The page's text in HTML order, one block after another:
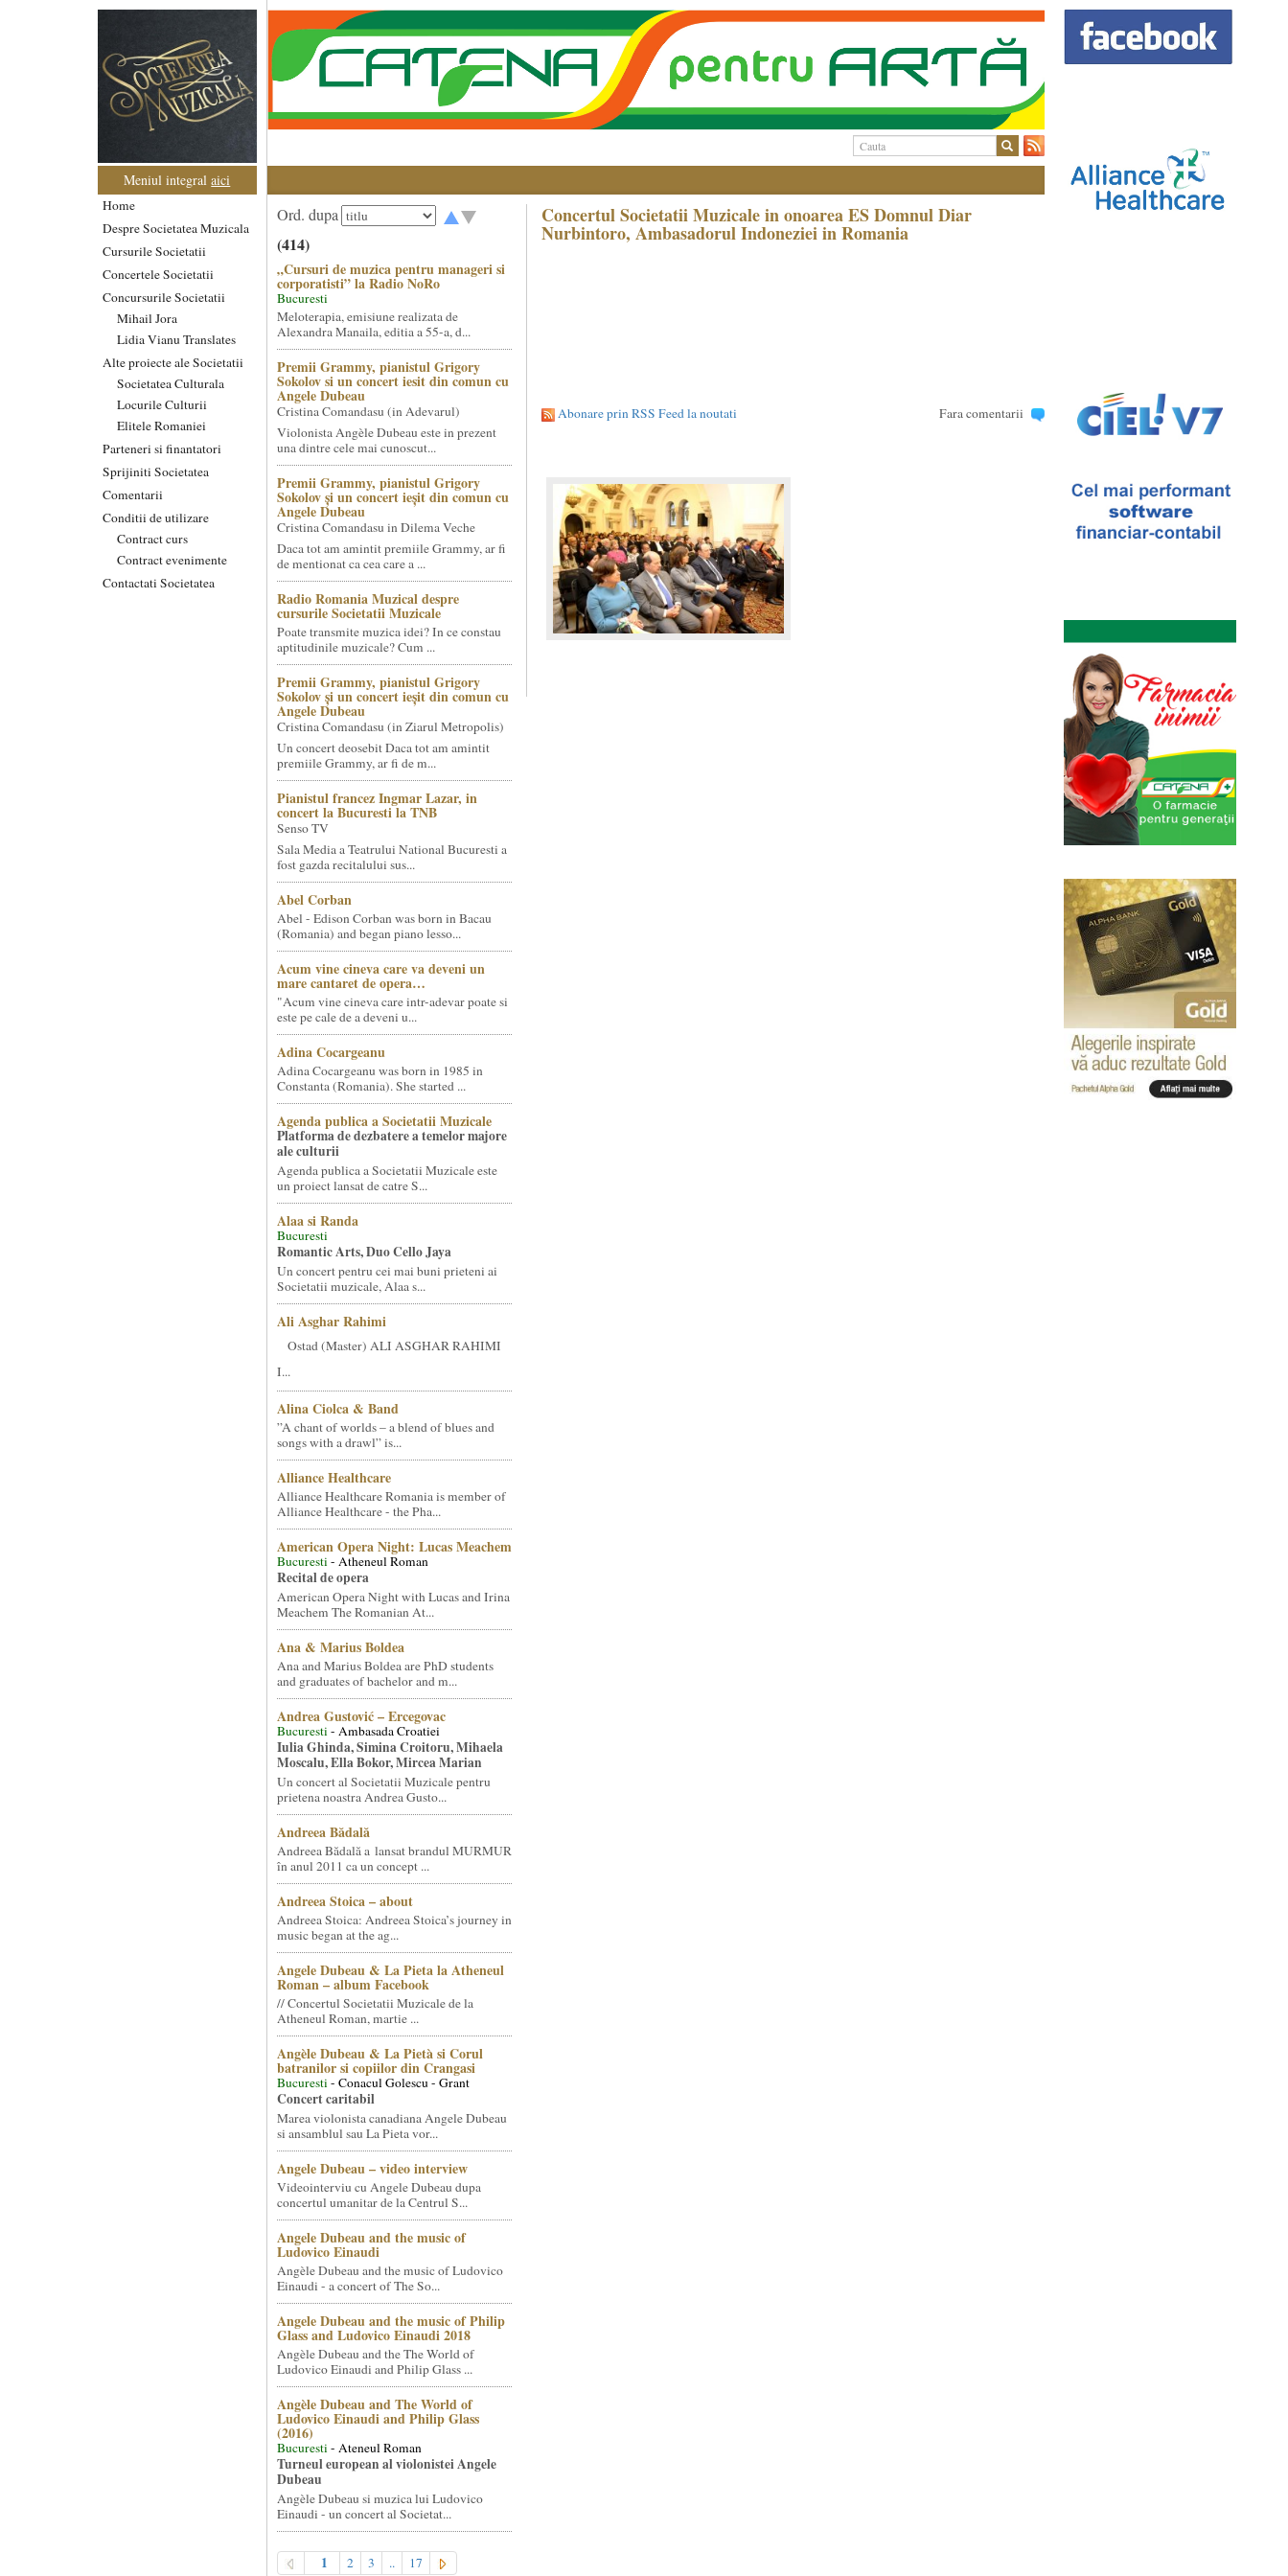
Meniul integralaici
Home
Despre Societatea Muzicala
Cursurile Societatii
Concertele Societatii
Concursurile Societatii
Mihail Jora
Lidia Vianu Translates
Alte proiecte ale Societatii
Societatea Culturala
Locurile Culturii
Elitele Romaniei
Parteneri si finantatori
Sprijiniti Societatea
Comentarii
Conditii de utilizare
Contract curs
Contract evenimente
Contactati Societatea
Ord. dupa
(414)
„Cursuri de muzica pentru manageri si
corporatisti” la Radio NoRo
Bucuresti
Meloterapia, emisiune realizata de
Alexandra Manaila, editia a 55-a, d...
Premii Grammy, pianistul Grigory
Sokolov si un concert iesit din comun cu
Angele Dubeau
Cristina Comandasu (in Adevarul)
Violonista Angèle Dubeau este in prezent
una dintre cele mai cunoscut...
Premii Grammy, pianistul Grigory
Sokolov și un concert ieșit din comun cu
Angele Dubeau
Cristina Comandasu in Dilema Veche
Daca tot am amintit premiile Grammy, ar fi
de mentionat ca cea care a ...
Radio Romania Muzical despre
cursurile Societatii Muzicale
Poate transmite muzica idei? In ce constau
aptitudinile muzicale? Cum ...
Premii Grammy, pianistul Grigory
Sokolov și un concert ieșit din comun cu
Angele Dubeau
Cristina Comandasu (in Ziarul Metropolis)
Un concert deosebit Daca tot am amintit
premiile Grammy, ar fi de m...
Pianistul francez Ingmar Lazar, in
concert la Bucuresti la TNB
Senso TV
Sala Media a Teatrului National Bucuresti a
fost gazda recitalului sus...
Abel Corban
Abel - Edison Corban was born in Bacau
(Romania) and began piano lesso...
Acum vine cineva care va deveni un
mare cantaret de opera…
"Acum vine cineva care intr-adevar poate si
este pe cale de a deveni u...
Adina Cocargeanu
Adina Cocargeanu was born in 1985 in
Constanta (Romania). She started ...
Agenda publica a Societatii Muzicale
Platforma de dezbatere a temelor majore
ale culturii
Agenda publica a Societatii Muzicale este
un proiect lansat de catre S...
Alaa si Randa
Bucuresti
Romantic Arts, Duo Cello Jaya
Un concert pentru cei mai buni prieteni ai
Societatii muzicale, Alaa s...
Ali Asghar Rahimi
Ostad (Master) ALI ASGHAR RAHIMI
I...
Alina Ciolca & Band
”A chant of worlds – a blend of blues and
songs with a drawl” is...
Alliance Healthcare
Alliance Healthcare Romania is member of
Alliance Healthcare - the Pha...
American Opera Night: Lucas Meachem
Bucuresti- Atheneul Roman
Recital de opera
American Opera Night with Lucas and Irina
Meachem The Romanian At...
Ana & Marius Boldea
Ana and Marius Boldea are PhD students
and graduates of bachelor and m...
Andrea Gustović – Ercegovac
Bucuresti- Ambasada Croatiei
Iulia Ghinda, Simina Croitoru, Mihaela
Moscalu, Ella Bokor, Mircea Marian
Un concert al Societatii Muzicale pentru
prietena noastra Andrea Gusto...
Andreea Bădală
Andreea Bădală a lansat brandul MURMUR
în anul 2011 ca un concept ...
Andreea Stoica – about
Andreea Stoica: Andreea Stoica’s journey in
music began at the ag...
Angele Dubeau & La Pieta la Atheneul
Roman – album Facebook
// Concertul Societatii Muzicale de la
Atheneul Roman, martie ...
Angèle Dubeau & La Pietà si Corul
batranilor si copiilor din Crangasi
Bucuresti- Conacul Golescu - Grant
Concert caritabil
Marea violonista canadiana Angele Dubeau
si ansamblul sau La Pieta vor...
Angele Dubeau – video interview
Videointerviu cu Angele Dubeau dupa
concertul umanitar de la Centrul S...
Angele Dubeau and the music of
Ludovico Einaudi
Angèle Dubeau and the music of Ludovico
Einaudi - a concert of The So...
Angele Dubeau and the music of Philip
Glass and Ludovico Einaudi 2018
Angèle Dubeau and the The World of
Ludovico Einaudi and Philip Glass ...
Angèle Dubeau and The World of
Ludovico Einaudi and Philip Glass
(2016)
Bucuresti- Ateneul Roman
Turneul european al violonistei Angele
Dubeau
Angèle Dubeau si muzica lui Ludovico
Einaudi - un concert al Societat...
1 2 3 .. 17
Concertul Societatii Muzicale in onoarea ES Domnul Diar
Nurbintoro, Ambasadorul Indoneziei in Romania
Abonare prin RSS Feed la noutati Fara comentarii